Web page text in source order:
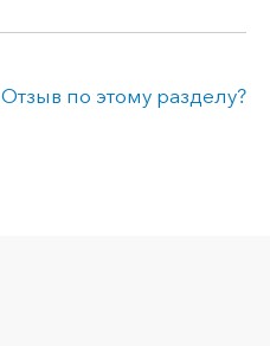
Отзыв по этому разделу?